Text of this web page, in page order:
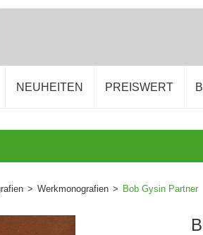
NEUHEITEN PREISWERT
> Werkmonografien > Bob Gysin Partner